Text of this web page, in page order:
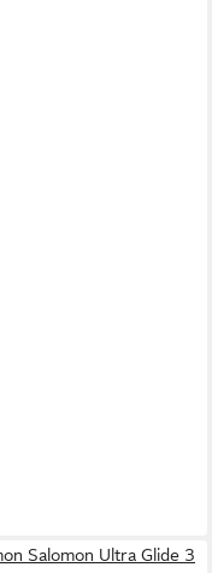
Salomon Ultra Glide 3